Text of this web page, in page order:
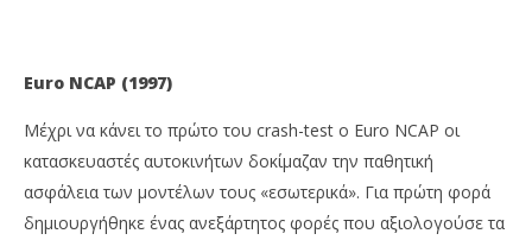
Euro NCAP (1997)
Μέχρι να κάνει το πρώτο του crash-test ο Euro NCAP οι
κατασκευαστές αυτοκινήτων δοκίμαζαν την παθητική
ασφάλεια των μοντέλων τους «εσωτερικά». Για πρώτη φορά
δημιουργήθηκε ένας ανεξάρτητος φορές που αξιολογούσε τα